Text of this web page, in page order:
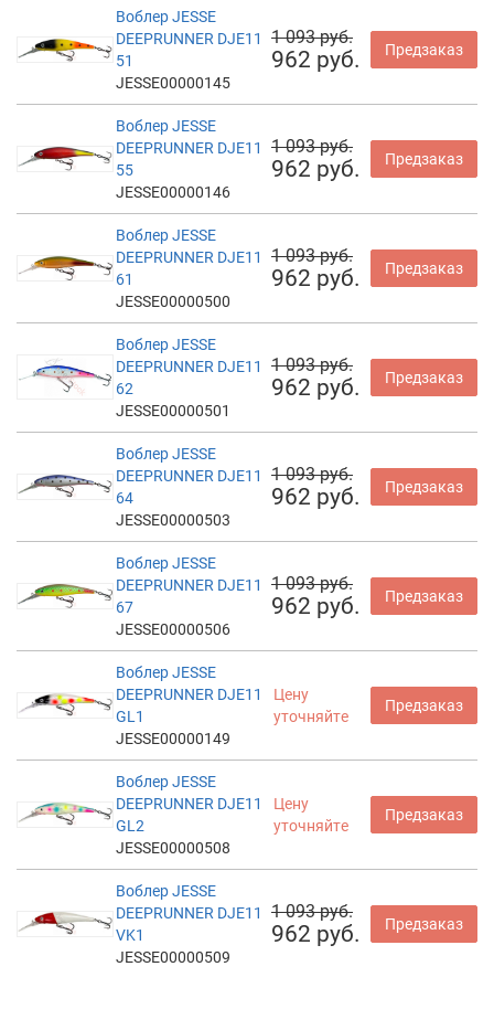
Воблер JESSE
DEEPRUNNER DJE11
51
JESSE00000145
1 093 руб.
962 руб. Предзаказ
Воблер JESSE
DEEPRUNNER DJE11
55
JESSE00000146
1 093 руб.
962 руб. Предзаказ
Воблер JESSE
DEEPRUNNER DJE11
61
JESSE00000500
1 093 руб.
962 руб. Предзаказ
Воблер JESSE
DEEPRUNNER DJE11
62
JESSE00000501
1 093 руб.
962 руб. Предзаказ
Воблер JESSE
DEEPRUNNER DJE11
64
JESSE00000503
1 093 руб.
962 руб. Предзаказ
Воблер JESSE
DEEPRUNNER DJE11
67
JESSE00000506
1 093 руб.
962 руб. Предзаказ
Воблер JESSE
DEEPRUNNER DJE11
GL1
JESSE00000149
Цену
уточняйте
Предзаказ
Воблер JESSE
DEEPRUNNER DJE11
GL2
JESSE00000508
Цену
уточняйте
Предзаказ
Воблер JESSE
DEEPRUNNER DJE11
VK1
JESSE00000509
1 093 руб.
962 руб. Предзаказ